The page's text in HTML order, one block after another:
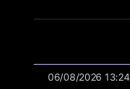
06/08/2026 13:24